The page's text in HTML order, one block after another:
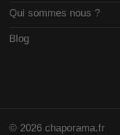
Qui sommes nous ?
Blog
© 2026 chaporama.fr